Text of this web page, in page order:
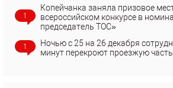
1
Копейчанка заняла призовое
всероссийском конкурсе в
председатель ТОС»
1
Ночью с 25 на 26 декабря
минут перекроют проезжую часть